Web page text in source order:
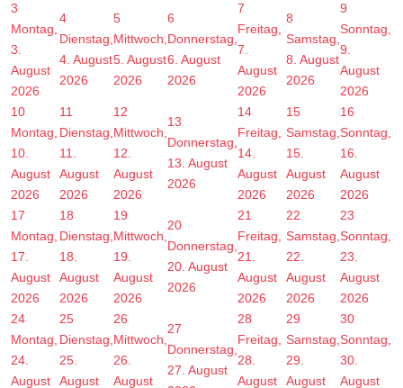
3
Montag,
3.
August
2026
4
Dienstag,
4. August
2026
5
Mittwoch,
5. August
2026
6
Donnerstag,
6. August
2026
7
Freitag,
7.
August
2026
8
Samstag,
8. August
2026
9
Sonntag,
9.
August
2026
10
Montag,
10.
August
2026
11
Dienstag,
11.
August
2026
12
Mittwoch,
12.
August
2026
13
Donnerstag,
13. August
2026
14
Freitag,
14.
August
2026
15
Samstag,
15.
August
2026
16
Sonntag,
16.
August
2026
17
Montag,
17.
August
2026
18
Dienstag,
18.
August
2026
19
Mittwoch,
19.
August
2026
20
Donnerstag,
20. August
2026
21
Freitag,
21.
August
2026
22
Samstag,
22.
August
2026
23
Sonntag,
23.
August
2026
24
Montag,
24.
August
25
Dienstag,
25.
August
26
Mittwoch,
26.
August
27
Donnerstag,
27. August
28
Freitag,
28.
August
29
Samstag,
29.
August
30
Sonntag,
30.
August